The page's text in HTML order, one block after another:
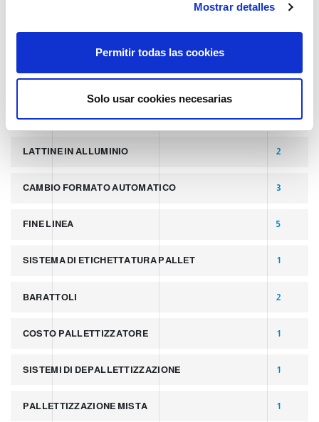
m
Mostrar detalles
Permitir todas las cookies
Solo usar cookies necesarias
PALLETTIZZATORI PER COPERCHI 2
LATTINE IN ALLUMINIO 2
CAMBIO FORMATO AUTOMATICO 3
FINE LINEA 5
SISTEMA DI ETICHETTATURA PALLET 1
BARATTOLI 2
COSTO PALLETTIZZATORE 1
SISTEMI DI DEPALLETTIZZAZIONE 1
PALLETTIZZAZIONE MISTA 1